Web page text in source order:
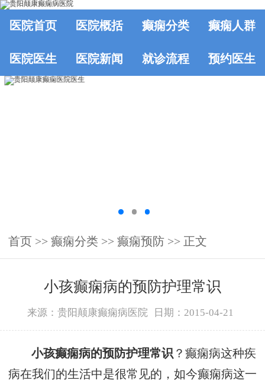
医院首页 医院概括 癫痫分类 癫痫人群
医院医生 医院新闻 就诊流程 预约医生
首页 >> 癫痫分类 >> 癫痫预防 >> 正文
小孩癫痫病的预防护理常识
来源：贵阳颠康癫痫病医院 日期：2015-04-21
小孩癫痫病的预防护理常识 ？癫痫病这种疾
病在我们的生活中是很常见的，如今癫痫病这一